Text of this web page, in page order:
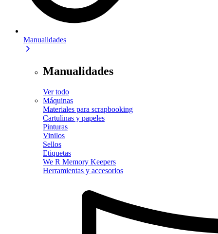
Manualidades
Manualidades
Ver todo
Máquinas
Materiales para scrapbooking
Cartulinas y papeles
Pinturas
Vinilos
Sellos
Etiquetas
We R Memory Keepers
Herramientas y accesorios